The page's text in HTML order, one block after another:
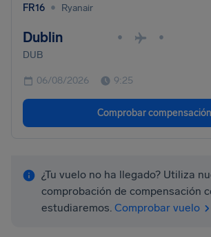
FR16 • Ryanair
Dublin • •
DUB
06/08/2026 9:25
Comprobar compensación
¿Tu vuelo no ha llegado? Utiliza
comprobación de compensación
estudiaremos. Comprobar vuelo